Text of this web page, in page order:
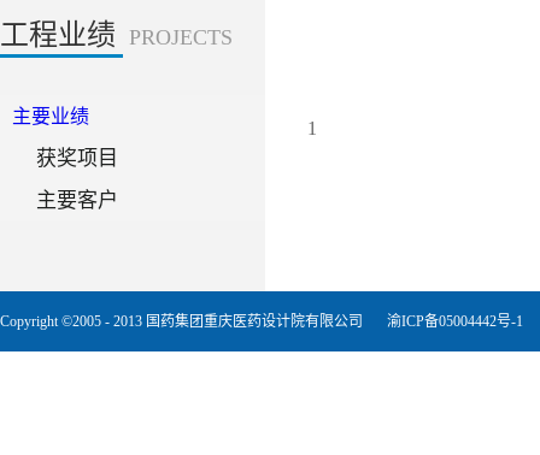
工程业绩 PROJECTS
主要业绩
获奖项目
主要客户
1
Copyright ©2005 - 2013 国药集团重庆医药设计院有限公司 渝ICP备05004442号-1